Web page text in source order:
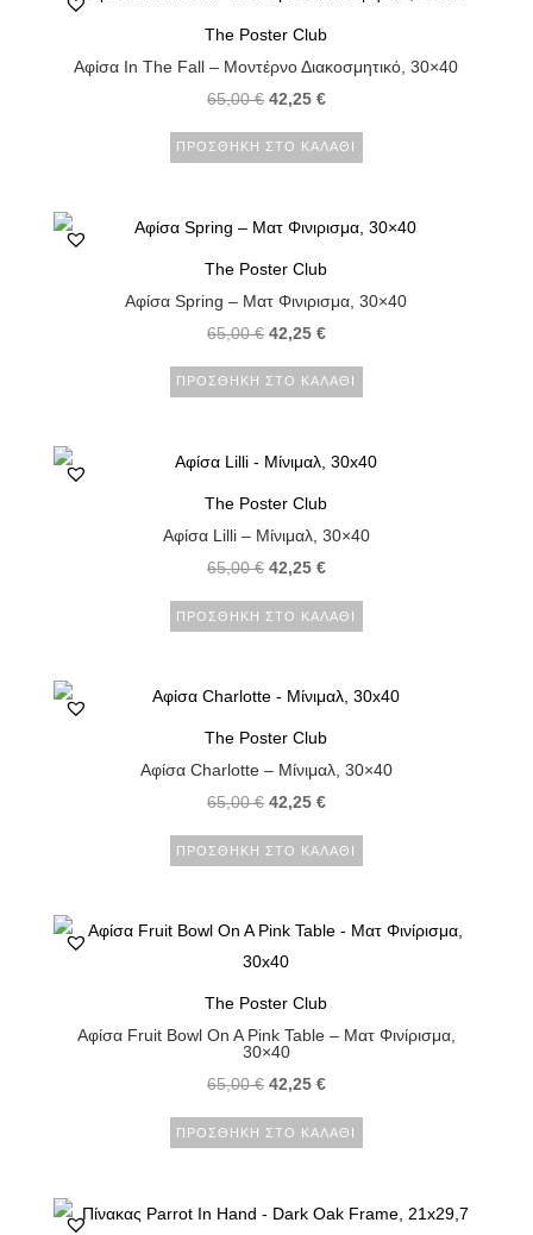
The Poster Club
Αφίσα In The Fall – Μοντέρνο Διακοσμητικό, 30×40
65,00€ 42,25 €
ΠΡΟΣΘΉΚΗ ΣΤΟ ΚΑΛΆΘΙ
The Poster Club
Αφίσα Spring – Ματ Φινιρισμα, 30×40
65,00€ 42,25 €
ΠΡΟΣΘΉΚΗ ΣΤΟ ΚΑΛΆΘΙ
The Poster Club
Αφίσα Lilli – Μίνιμαλ, 30×40
65,00€ 42,25 €
ΠΡΟΣΘΉΚΗ ΣΤΟ ΚΑΛΆΘΙ
The Poster Club
Αφίσα Charlotte – Μίνιμαλ, 30×40
65,00€ 42,25 €
ΠΡΟΣΘΉΚΗ ΣΤΟ ΚΑΛΆΘΙ
The Poster Club
Αφίσα Fruit Bowl On A Pink Table – Ματ Φινίρισμα,
30×40
65,00€ 42,25 €
ΠΡΟΣΘΉΚΗ ΣΤΟ ΚΑΛΆΘΙ